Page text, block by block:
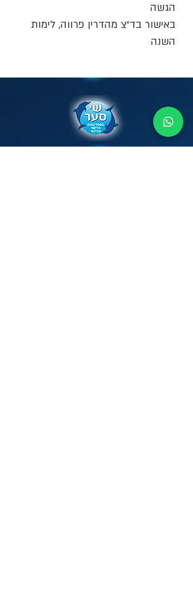
הגשה
באישור בד"צ מהדרין פרווה, לימות
השנה